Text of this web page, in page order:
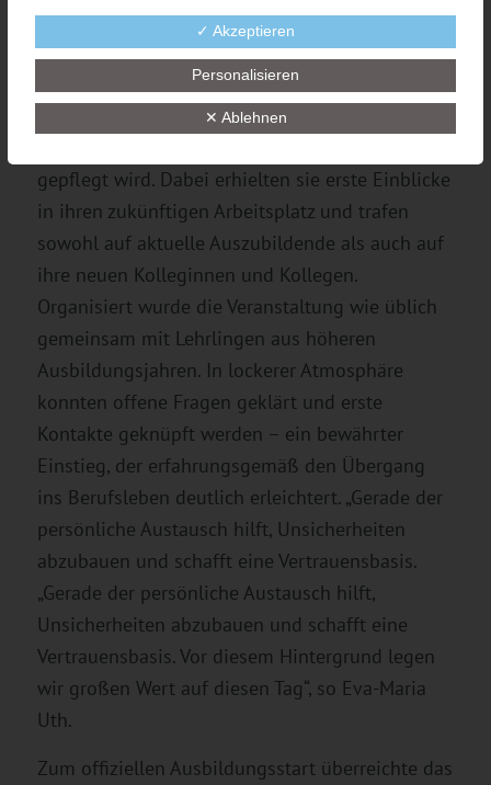
Bereits im Juni hatten die neuen Auszubildenden
die Gelegenheit, das Unternehmen im Rahmen
eines Kennenlerntags aus erster Hand zu erleben
gepflegt wird. Dabei erhielten sie erste Einblicke
in ihren zukünftigen Arbeitsplatz und trafen
sowohl auf aktuelle Auszubildende als auch auf
ihre neuen Kolleginnen und Kollegen.
Organisiert wurde die Veranstaltung wie üblich
gemeinsam mit Lehrlingen aus höheren
Ausbildungsjahren. In lockerer Atmosphäre
konnten offene Fragen geklärt und erste
Kontakte geknüpft werden – ein bewährter
Einstieg, der erfahrungsgemäß den Übergang
ins Berufsleben deutlich erleichtert. „Gerade der
persönliche Austausch hilft, Unsicherheiten
abzubauen und schafft eine Vertrauensbasis.
„Gerade der persönliche Austausch hilft,
Unsicherheiten abzubauen und schafft eine
Vertrauensbasis. Vor diesem Hintergrund legen
wir großen Wert auf diesen Tag“, so Eva-Maria
Uth.
Zum offiziellen Ausbildungsstart überreichte das
✓ Akzeptieren
Personalisieren
✕ Ablehnen